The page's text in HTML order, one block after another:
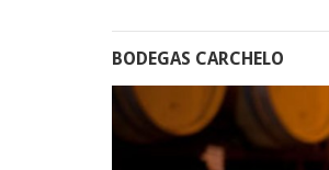
BODEGAS CARCHELO